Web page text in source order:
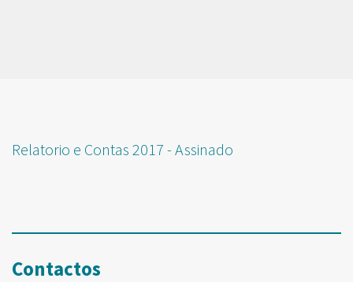
Relatorio e Contas 2017 - Assinado
Contactos